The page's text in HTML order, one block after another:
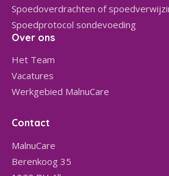
Spoedoverdrachten of
Spoedprotocol sondevoeding
Over ons
Het Team
Vacatures
Werkgebied MalnuCare
Contact
MalnuCare
Berenkoog 35